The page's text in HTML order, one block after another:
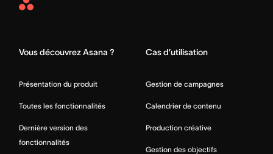
Asana
Vous découvrez Asana ?
Présentation du produit
Toutes les fonctionnalités
Dernière version des
fonctionnalités
Cas d’utilisation
Gestion de campagnes
Calendrier de contenu
Production créative
Gestion des objectifs